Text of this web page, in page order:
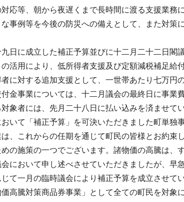
応等、朝から夜遅くまで長時間に渡る支援業務
事例等を今後の防災への備えとして、また対策
日に成立した補正予算並びに十二月二十二日閣
活用により、低所得者支援及び定額減税補足給
に対する追加支援として、一世帯あたり七万円
金事業については、十二月議会の最終日に事業
象者には、先月二十八日に払い込みを済ませて
いて「補正予算」を可決いただきました町単独
、これからの任期を通じて町民の皆様とお約束
の施策の一つでございます。諸物価の高騰は、
において申し述べさせていただきましたが、早
て一月の臨時議会により補正予算を成立させて
高騰対策商品券事業」として全ての町民を対象